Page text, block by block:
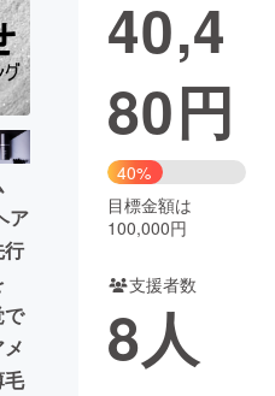
書籍・雑誌
チャレンジ
化
CAMPFIRE Creation
コミュニティ
ア
行
で
毛
40,4
80円
40%
目標金額は
100,000円
支援者数
8人